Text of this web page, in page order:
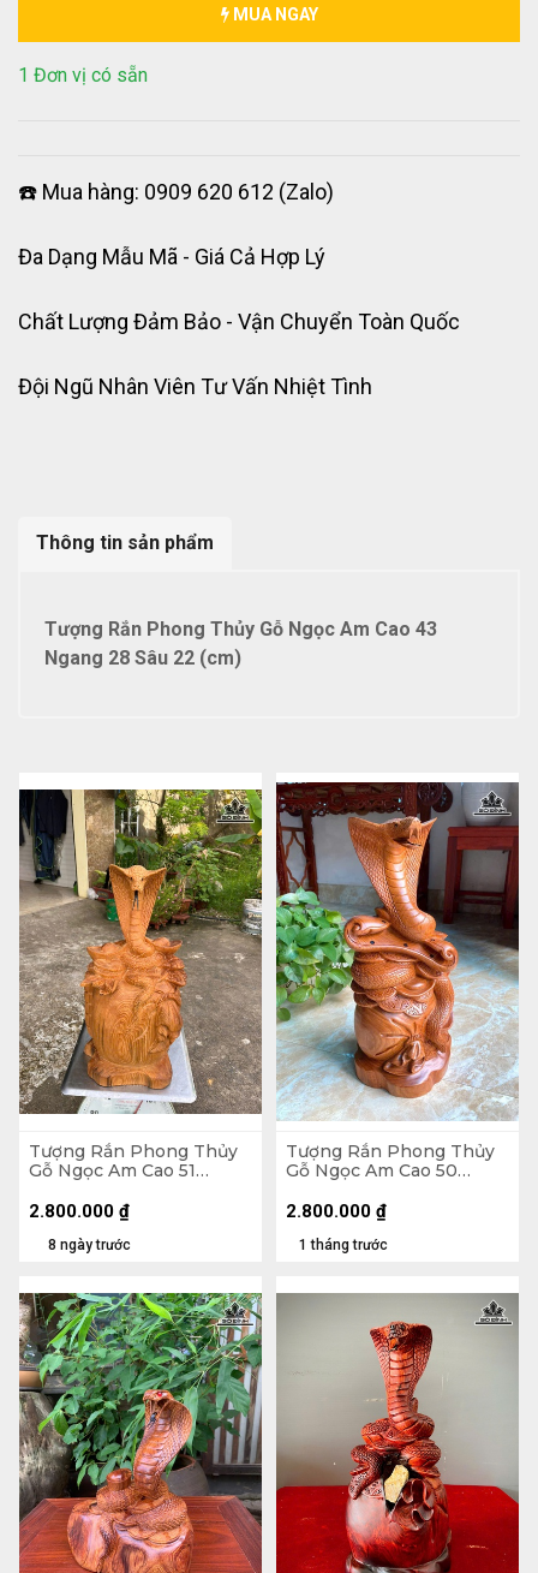
MUA NGAY
1 Đơn vị có sẵn
☎️ Mua hàng: 0909 620 612 (Zalo)
Đa Dạng Mẫu Mã - Giá Cả Hợp Lý
Chất Lượng Đảm Bảo - Vận Chuyển Toàn Quốc
Đội Ngũ Nhân Viên Tư Vấn Nhiệt Tình
Thông tin sản phẩm
Tượng Rắn Phong Thủy Gỗ Ngọc Am Cao 43
Ngang 28 Sâu 22 (cm)
Tượng Rắn Phong Thủy
Gỗ Ngọc Am Cao 51
8 ngày trước
2.800.000 ₫
Tượng Rắn Phong Thủy
Gỗ Ngọc Am Cao 50
1 tháng trước
2.800.000 ₫